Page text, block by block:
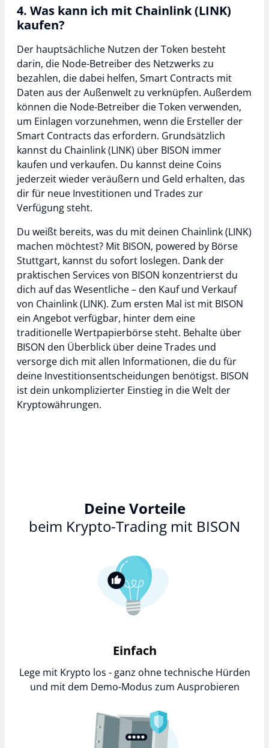
4. Was kann ich mit Chainlink (LINK)
kaufen?
Der hauptsächliche Nutzen der Token besteht
darin, die Node-Betreiber des Netzwerks zu
bezahlen, die dabei helfen, Smart Contracts mit
Daten aus der Außenwelt zu verknüpfen. Außerdem
können die Node-Betreiber die Token verwenden,
um Einlagen vorzunehmen, wenn die Ersteller der
Smart Contracts das erfordern. Grundsätzlich
kannst du Chainlink (LINK) über BISON immer
kaufen und verkaufen. Du kannst deine Coins
jederzeit wieder veräußern und Geld erhalten, das
dir für neue Investitionen und Trades zur
Verfügung steht.
Du weißt bereits, was du mit deinen Chainlink (LINK)
machen möchtest? Mit BISON, powered by Börse
Stuttgart, kannst du sofort loslegen. Dank der
praktischen Services von BISON konzentrierst du
dich auf das Wesentliche – den Kauf und Verkauf
von Chainlink (LINK). Zum ersten Mal ist mit BISON
ein Angebot verfügbar, hinter dem eine
traditionelle Wertpapierbörse steht. Behalte über
BISON den Überblick über deine Trades und
versorge dich mit allen Informationen, die du für
deine Investitionsentscheidungen benötigst. BISON
ist dein unkomplizierter Einstieg in die Welt der
Kryptowährungen.
Deine Vorteile
beim Krypto-Trading mit BISON
Einfach
Lege mit Krypto los - ganz ohne technische Hürden
und mit dem Demo-Modus zum Ausprobieren